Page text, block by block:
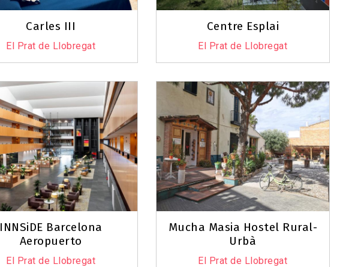
Carles III
El Prat de Llobregat
Centre Esplai
El Prat de Llobregat
INNSiDE Barcelona
Aeropuerto
El Prat de Llobregat
Mucha Masia Hostel Rural-
Urbà
El Prat de Llobregat